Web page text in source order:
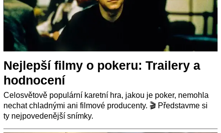
Nejlepší filmy o pokeru: Trailery a
hodnocení
Celosvětově populární karetní hra, jakou je poker, nemohla
nechat chladnými ani filmové producenty. 🎬 Představme si
ty nejpovedenější snímky.